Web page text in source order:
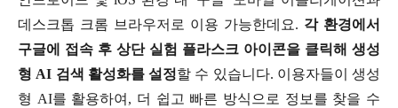
데스크톱 크롬 브라우저로 이용 가능한데요. 각 환경에서
구글에 접속 후 상단 실험 플라스크 아이콘을 클릭해 생성
형 AI 검색 활성화를 설정할 수 있습니다. 이용자들이 생성
형 AI를 활용하여, 더 쉽고 빠른 방식으로 정보를 찾을 수